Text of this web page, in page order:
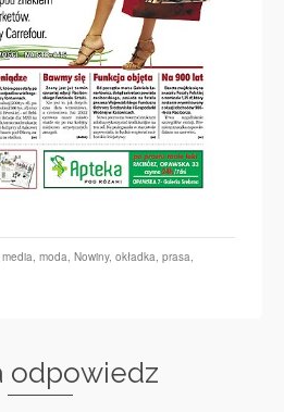
media, moda, Nowiny, okładka, prasa,
odpowiedz